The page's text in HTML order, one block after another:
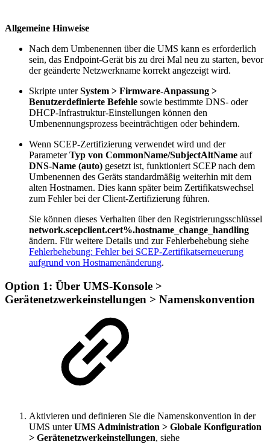
Allgemeine Hinweise
Nach dem Umbenennen über die UMS kann es erforderlich
sein, das Endpoint-Gerät bis zu drei Mal neu zu starten, bevor
der geänderte Netzwerkname korrekt angezeigt wird.
Skripte unterSystem > Firmware-Anpassung >
Benutzerdefinierte Befehle sowie bestimmte DNS- oder
DHCP-Infrastruktur-Einstellungen können den
Umbenennungsprozess beeinträchtigen oder behindern.
Wenn SCEP-Zertifizierung verwendet wird und der
ParameterTyp von CommonName/SubjectAltName auf
DNS-Name (auto) gesetzt ist, funktioniert SCEP nach dem
Umbenennen des Geräts standardmäßig weiterhin mit dem
alten Hostnamen. Dies kann später beim Zertifikatswechsel
zum Fehler bei der Client-Zertifizierung führen.
Sie können dieses Verhalten über den Registrierungsschlüssel
network.scepclient.cert%.hostname_change_handling
ändern. Für weitere Details und zur Fehlerbehebung siehe
Fehlerbehebung: Fehler bei SCEP-Zertifikatserneuerung
aufgrund von Hostnamenänderung.
Option 1: Über UMS-Konsole >
Gerätenetzwerkeinstellungen > Namenskonvention
Aktivieren und definieren Sie die Namenskonvention in der
UMS unterUMS Administration > Globale Konfiguration
> Gerätenetzwerkeinstellungen, siehe